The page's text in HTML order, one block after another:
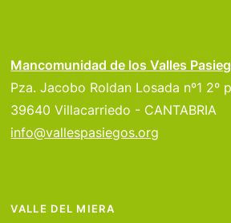
Mancomunidad de los Valles
Pza. Jacobo Roldan Losada nº1 2º
39640 Villacarriedo - CANTABRIA
info@vallespasiegos.org
VALLE DEL MIERA